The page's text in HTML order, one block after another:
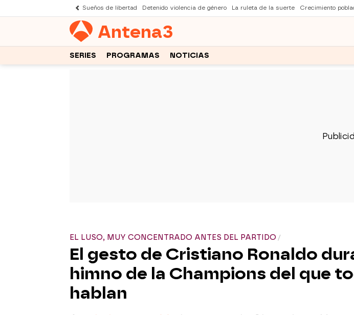
Sueños de libertad Detenido violencia de género La ruleta de la suerte Crecimiento
Antena3
SERIES PROGRAMAS NOTICIAS
EL LUSO, MUY CONCENTRADO ANTES DEL PARTIDO
El gesto de Cristiano Ronaldo
himno de la Champions del que
hablan